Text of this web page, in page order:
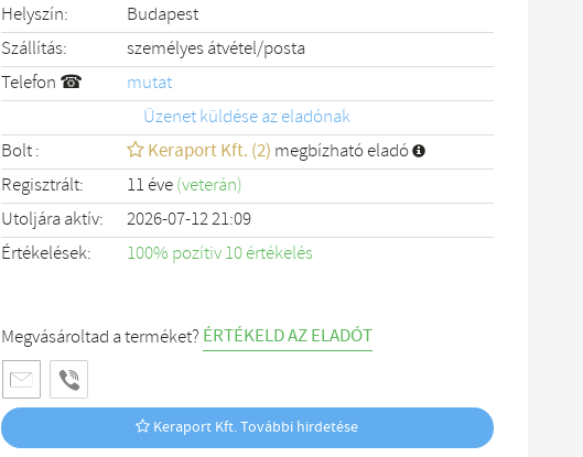
Helyszín:
Budapest
Szállítás:
személyes átvétel/posta
Telefon ☎
mutat
Üzenet küldése az eladónak
Bolt :
Keraport Kft. (2) megbízható eladó
Regisztrált:
11 éve(veterán)
Utoljára aktív:
2026-07-12 21:09
Értékelések:
100% pozítiv 10 értékelés
Megvásároltad a terméket? ÉRTÉKELD AZ ELADÓT
Keraport Kft. További hirdetése